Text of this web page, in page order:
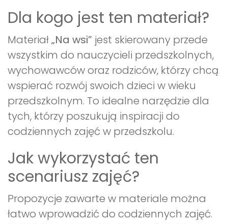
Dla kogo jest ten materiał?
Materiał„Na wsi” jest skierowany przede
wszystkim do nauczycieli przedszkolnych,
wychowawców oraz rodziców, którzy chcą
wspierać rozwój swoich dzieci w wieku
przedszkolnym. To idealne narzędzie dla
tych, którzy poszukują inspiracji do
codziennych zajęć w przedszkolu.
Jak wykorzystać ten
scenariusz zajęć?
Propozycje zawarte w materiale można
łatwo wprowadzić do codziennych zajęć.